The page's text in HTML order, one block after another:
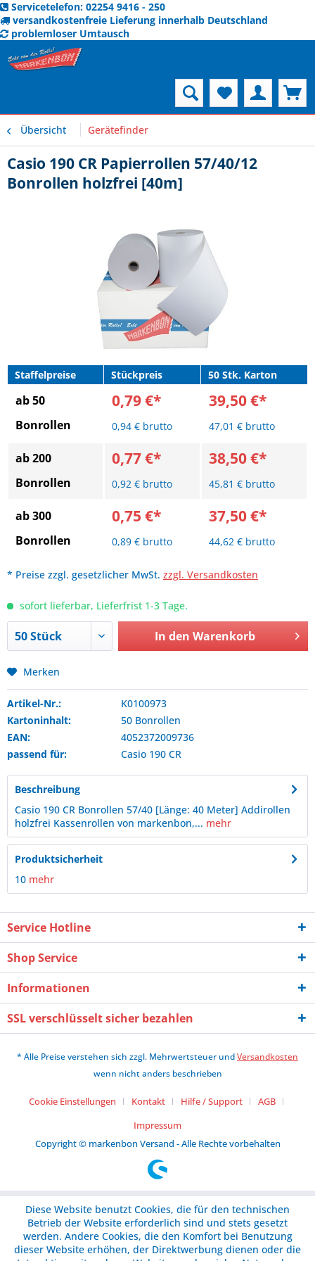
Servicetelefon: 02254 9416 - 250
versandkostenfreie Lieferung innerhalb Deutschland
problemloser Umtausch
Übersicht Gerätefinder
Casio 190 CR Papierrollen 57/40/12
Bonrollen holzfrei [40m]
Staffelpreise Stückpreis 50 Stk. Karton
ab 50
Bonrollen
0,79 €*
0,94 € brutto
39,50 €*
47,01 € brutto
ab 200
Bonrollen
0,77 €*
0,92 € brutto
38,50 €*
45,81 € brutto
ab 300
Bonrollen
0,75 €*
0,89 € brutto
37,50 €*
44,62 € brutto
* Preise zzgl. gesetzlicher MwSt. zzgl. Versandkosten
sofort lieferbar, Lieferfrist 1-3 Tage.
In den Warenkorb
Merken
Artikel-Nr.:
K0100973
Kartoninhalt:
50 Bonrollen
EAN:
4052372009736
passend für:
Casio 190 CR
Beschreibung
Casio 190 CR Bonrollen 57/40 [Länge: 40 Meter] Addirollen
holzfrei Kassenrollen von markenbon,... mehr
Produktsicherheit
10 mehr
Service Hotline
Shop Service
Informationen
SSL verschlüsselt sicher bezahlen
* Alle Preise verstehen sich zzgl. Mehrwertsteuer undVersandkosten
wenn nicht anders beschrieben
Cookie Einstellungen Kontakt Hilfe / Support
AGB
Impressum
Copyright © markenbon Versand - Alle Rechte vorbehalten
Diese Website benutzt Cookies, die für den technischen
Betrieb der Website erforderlich sind und stets gesetzt
werden. Andere Cookies, die den Komfort bei Benutzung
dieser Website erhöhen, der Direktwerbung dienen oder die